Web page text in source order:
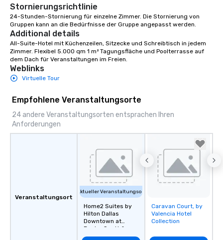
Stornierungsrichtlinie
24-Stunden-Stornierung für einzelne Zimmer. Die Stornierung von
Gruppen kann an die Bedürfnisse der Gruppe angepasst werden.
Additional details
All-Suite-Hotel mit Küchenzeilen, Sitzecke und Schreibtisch in jedem
Zimmer. Flexibel 5.000 qm 1 m² Tagungsfläche und Poolterrasse auf
dem Dach für Veranstaltungen im Freien.
Weblinks
Virtuelle Tour
Empfohlene Veranstaltungsorte
24 andere Veranstaltungsorten entsprachen Ihren
Anforderungen
Veranstaltungsort
Aktueller Veranstaltungsort
Home2 Suites by
Hilton Dallas
Downtown at
Baylor Scott &
White
Removed from
favorites
Caravan Court, by
Valencia Hotel
Collection